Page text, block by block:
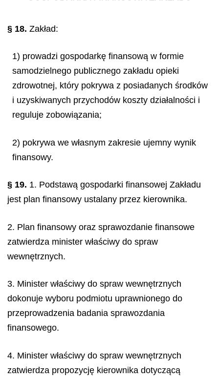
§ 18. Zakład:
1) prowadzi gospodarkę finansową w formie
samodzielnego publicznego zakładu opieki
zdrowotnej, który pokrywa z posiadanych środków
i uzyskiwanych przychodów koszty działalności i
reguluje zobowiązania;
2) pokrywa we własnym zakresie ujemny wynik
finansowy.
§ 19. 1. Podstawą gospodarki finansowej Zakładu
jest plan finansowy ustalany przez kierownika.
2. Plan finansowy oraz sprawozdanie finansowe
zatwierdza minister właściwy do spraw
wewnętrznych.
3. Minister właściwy do spraw wewnętrznych
dokonuje wyboru podmiotu uprawnionego do
przeprowadzenia badania sprawozdania
finansowego.
4. Minister właściwy do spraw wewnętrznych
zatwierdza propozycję kierownika dotyczącą